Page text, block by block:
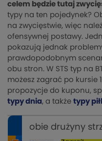
celem będzie tutaj
typy na ten pojedynek?
na zwycięstwie, więc
ofensywnej postawy.
pokazują jednak
prawdopodobnym
obu stron. W STS typ na
możesz zagrać po kursie
propozycje do kuponu,
typy dnia, a także typy
obie drużyny